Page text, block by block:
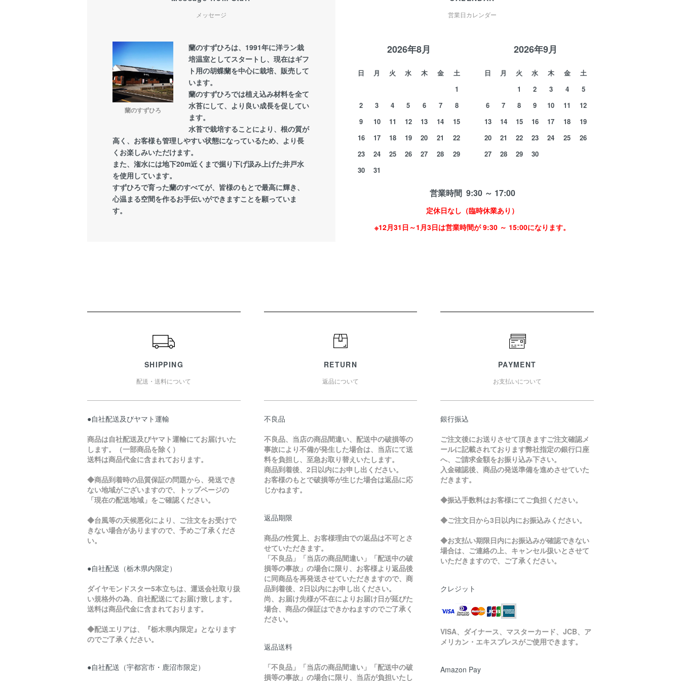
メッセージ
蘭のすずひろ
蘭のすずひろは、1991年に洋ラン栽
培温室としてスタートし、現在はギフ
ト用の胡蝶蘭を中心に栽培、販売して
います。
蘭のすずひろでは植え込み材料を全て
水苔にして、より良い成長を促してい
ます。
水苔で栽培することにより、根の質が
高く、お客様も管理しやすい状態になっているため、より長
くお楽しみいただけます。
また、潅水には地下20m近くまで掘り下げ汲み上げた井戸水
を使用しています。
すずひろで育った蘭のすべてが、皆様のもとで最高に輝き、
心温まる空間を作るお手伝いができますことを願っていま
す。
営業日カレンダー
2026年8月
日 月 火 水 木 金
土
1
2
3 4 5 6 7
8
9
10 11 12 13 14
15
16
17 18 19 20 21
22
23
24 25 26 27 28
29
30
31
2026年9月
日 月 火 水 木 金
土
1
2 3 4
5
6
7 8 9 10 11
12
13
14 15 16 17 18
19
20
21 22 23 24 25
26
27
28 29 30
営業時間 9:30 ～ 17:00
定休日なし（臨時休業あり）
※12月31日～1月3日は営業時間が 9:30 ～ 15:00になります。
SHIPPING
配送・送料について
●自社配送及びヤマト運輸
商品は自社配送及びヤマト運輸にてお届けいた
します。（一部商品を除く）
送料は商品代金に含まれております。
◆商品到着時の品質保証の問題から、発送でき
ない地域がございますので、トップページの
「現在の配送地域」をご確認ください。
◆台風等の天候悪化により、ご注文をお受けで
きない場合がありますので、予めご了承くださ
い。
●自社配送（栃木県内限定）
ダイヤモンドスター5本立ちは、運送会社取り扱
い規格外の為、自社配送にてお届け致します。
送料は商品代金に含まれております。
◆配送エリアは、『栃木県内限定』となります
のでご了承ください。
●自社配送（宇都宮市・鹿沼市限定）
RETURN
返品について
不良品
不良品、当店の商品間違い、配送中の破損等の
事故により不備が発生した場合は、当店にて送
料を負担し、至急お取り替えいたします。
商品到着後、2日以内にお申し出ください。
お客様のもとで破損等が生じた場合は返品に応
じかねます。
返品期限
商品の性質上、お客様理由での返品は不可とさ
せていただきます。
「不良品」「当店の商品間違い」「配送中の破
損等の事故」の場合に限り、お客様より返品後
に同商品を再発送させていただきますので、商
品到着後、2日以内にお申し出ください。
尚、お届け先様が不在によりお届け日が延びた
場合、商品の保証はできかねますのでご了承く
ださい。
返品送料
「不良品」「当店の商品間違い」「配送中の破
損等の事故」の場合に限り、当店が負担いたし
PAYMENT
お支払いについて
銀行振込
ご注文後にお送りさせて頂きますご注文確認メ
ールに記載されております弊社指定の銀行口座
へ、ご請求金額をお振り込み下さい。
入金確認後、商品の発送準備を進めさせていた
だきます。
◆振込手数料はお客様にてご負担ください。
◆ご注文日から3日以内にお振込みください。
◆お支払い期限日内にお振込みが確認できない
場合は、ご連絡の上、キャンセル扱いとさせて
いただきますので、ご了承ください。
クレジット
VISA、ダイナース、マスターカード、JCB、ア
メリカン・エキスプレスがご使用できます。
Amazon Pay